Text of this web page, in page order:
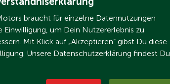
braucht für einzelne Datennutzungen
Einwilligung, um Dein Nutzererlebnis zu
Mit Klick auf „Akzeptieren“ gibst Du diese
Unsere Datenschutzerklärung findest Du